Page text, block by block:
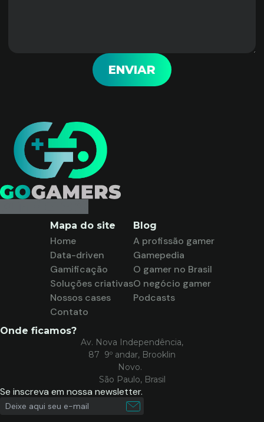
ENVIAR
Mapa do site
Home
Data-driven
Gamificação
Soluções criativas
Nossos cases
Contato
Blog
A profissão gamer
Gamepedia
O gamer no Brasil
O negócio gamer
Podcasts
Onde ficamos?
Av. Nova Independência,
87 9º andar, Brooklin
Novo.
São Paulo, Brasil
Se inscreva em nossa newsletter.